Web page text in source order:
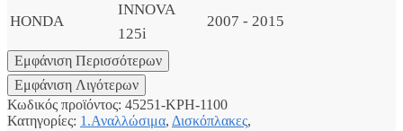
HONDA
INNOVA
125i
2007 - 2015
Κωδικός προϊόντος: 45251-KPH-1100
Κατηγορίες: 1.Αναλλώσιμα, Δισκόπλακες,